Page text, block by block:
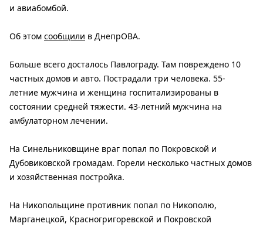
и авиабомбой.
Об этом сообщили в ДнепрОВА.
Больше всего досталось Павлограду. Там повреждено 10
частных домов и авто. Пострадали три человека. 55-
летние мужчина и женщина госпитализированы в
состоянии средней тяжести. 43-летний мужчина на
амбулаторном лечении.
На Синельниковщине враг попал по Покровской и
Дубовиковской громадам. Горели несколько частных домов
и хозяйственная постройка.
На Никопольщине противник попал по Никополю,
Марганецкой, Красногригоревской и Покровской